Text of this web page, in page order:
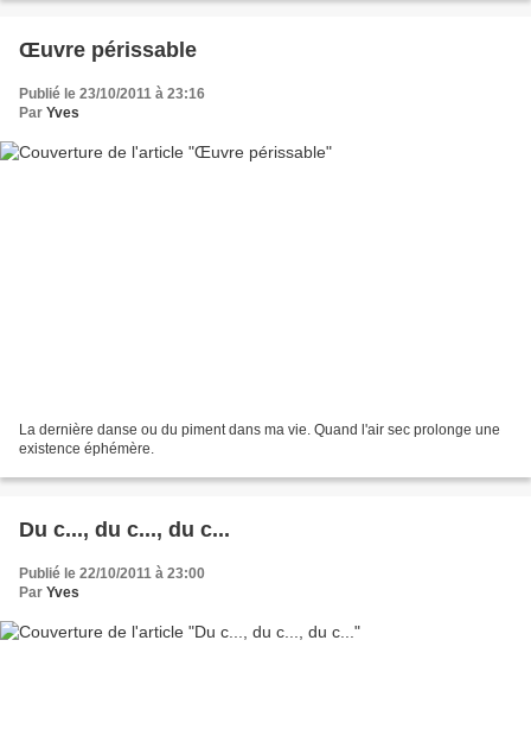
Œuvre périssable
Publié le 23/10/2011 à 23:16
Par Yves
La dernière danse ou du piment dans ma vie. Quand l'air sec prolonge une
existence éphémère.
Du c..., du c..., du c...
Publié le 22/10/2011 à 23:00
Par Yves